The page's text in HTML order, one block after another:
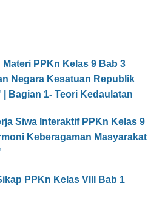
Materi PPKn Kelas 9 Bab 3
Negara Kesatuan Republik
| Bagian 1- Teori Kedaulatan
Siwa Interaktif PPKn Kelas 9
Keberagaman Masyarakat
PPKn Kelas VIII Bab 1